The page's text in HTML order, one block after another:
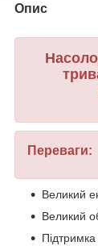
Опис
Переваги:
Великий
Великий